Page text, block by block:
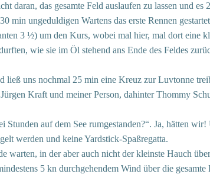
daran, das gesamte Feld auslaufen zu lassen und es
min ungeduldigen Wartens das erste Rennen
3 ½) um den Kurs, wobei mal hier, mal dort eine
wie sie im Öl stehend ans Ende des Feldes
ließ uns nochmal 25 min eine Kreuz zur Luvtonne
Kraft und meiner Person, dahinter Thommy
auf dem See rumgestanden?“. Ja, hätten
werden und keine Yardstick-Spaßregatta.
in der aber auch nicht der kleinste Hauch
5 kn durchgehendem Wind über die gesamte